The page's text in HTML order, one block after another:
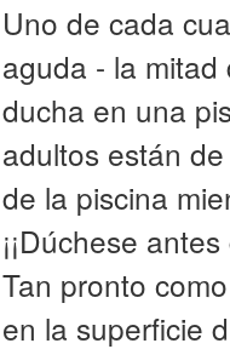
Uno de cada
aguda - la
ducha en una
adultos están
de la piscina
¡¡Dúchese
Tan pronto
en la superficie